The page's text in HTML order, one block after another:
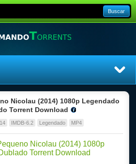
Buscar
Top Séries
Nicolau (2014) 1080p Legendado
Torrent Download
IMDB-6.2 Legendado MP4